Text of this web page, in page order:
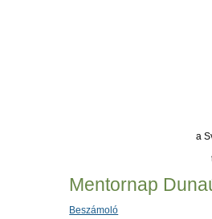
a
Mentornap
Beszámoló